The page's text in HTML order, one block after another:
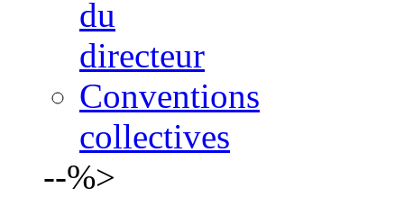
du
directeur
Conventions
collectives
--%>